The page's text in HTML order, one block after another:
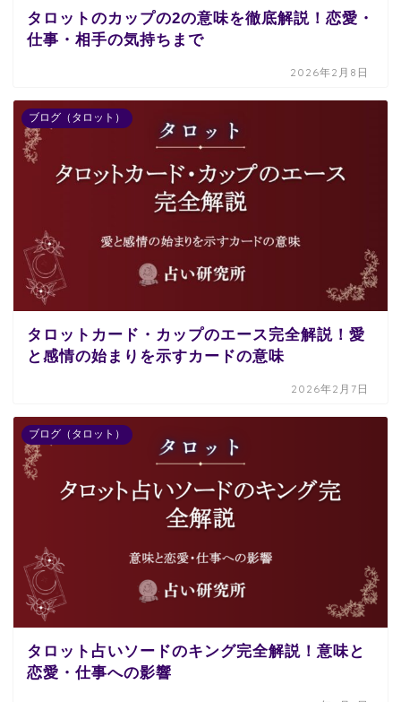
タロットのカップの2の意味を徹底解説！恋愛・
仕事・相手の気持ちまで
2026年2月8日
ブログ（タロット）
タロットカード・カップのエース完全解説！愛
と感情の始まりを示すカードの意味
2026年2月7日
ブログ（タロット）
タロット占いソードのキング完全解説！意味と
恋愛・仕事への影響